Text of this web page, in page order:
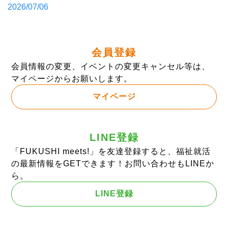
Posted
2026/07/06
会員登録
会員情報の変更、イベントの変更キャンセル等は、
マイページからお願いします。
マイページ
LINE登録
「FUKUSHI meets!」を友達登録すると、福祉就活
の最新情報をGETできます！お問い合わせもLINEか
ら。
LINE登録